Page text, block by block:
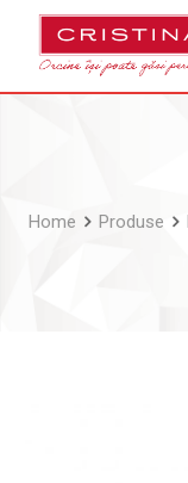
Home Produse